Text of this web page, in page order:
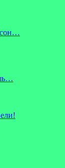
сон…